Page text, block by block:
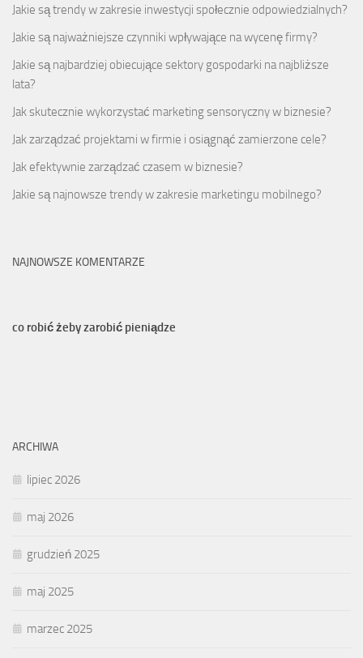
Jakie są trendy w zakresie inwestycji społecznie odpowiedzialnych?
Jakie są najważniejsze czynniki wpływające na wycenę firmy?
Jakie są najbardziej obiecujące sektory gospodarki na najbliższe
lata?
Jak skutecznie wykorzystać marketing sensoryczny w biznesie?
Jak zarządzać projektami w firmie i osiągnąć zamierzone cele?
Jak efektywnie zarządzać czasem w biznesie?
Jakie są najnowsze trendy w zakresie marketingu mobilnego?
NAJNOWSZE KOMENTARZE
co robić żeby zarobić pieniądze
ARCHIWA
lipiec 2026
maj 2026
grudzień 2025
maj 2025
marzec 2025